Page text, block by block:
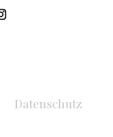
Datenschutz